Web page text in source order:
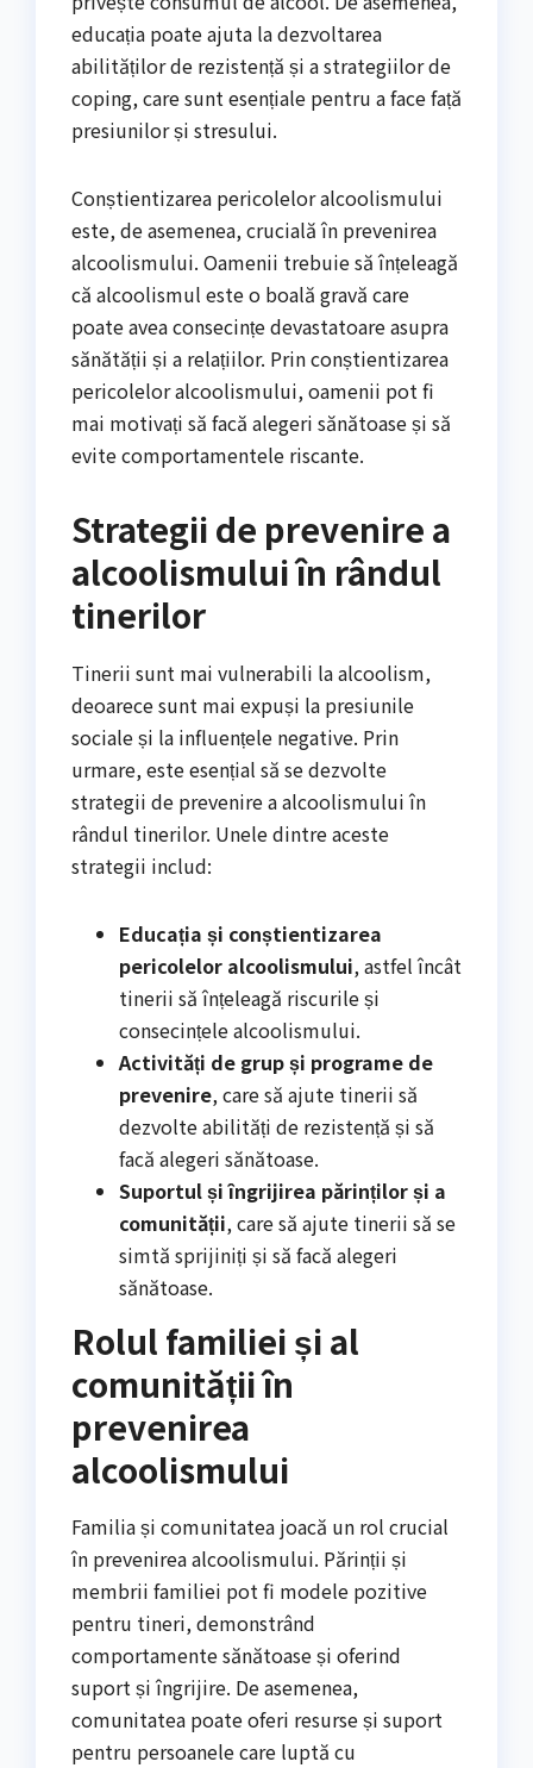
educația poate ajuta la dezvoltarea
abilităților de rezistență și a strategiilor de
coping, care sunt esențiale pentru a face față
presiunilor și stresului.
Conștientizarea pericolelor alcoolismului
este, de asemenea, crucială în prevenirea
alcoolismului. Oamenii trebuie să înțeleagă
că alcoolismul este o boală gravă care
poate avea consecințe devastatoare asupra
sănătății și a relațiilor. Prin conștientizarea
pericolelor alcoolismului, oamenii pot fi
mai motivați să facă alegeri sănătoase și să
evite comportamentele riscante.
Strategii de prevenire a
alcoolismului în rândul
tinerilor
Tinerii sunt mai vulnerabili la alcoolism,
deoarece sunt mai expuși la presiunile
sociale și la influențele negative. Prin
urmare, este esențial să se dezvolte
strategii de prevenire a alcoolismului în
rândul tinerilor. Unele dintre aceste
strategii includ:
Educația și conștientizarea
pericolelor alcoolismului, astfel încât
tinerii să înțeleagă riscurile și
consecințele alcoolismului.
Activități de grup și programe de
prevenire, care să ajute tinerii să
dezvolte abilități de rezistență și să
facă alegeri sănătoase.
Suportul și îngrijirea părinților și a
comunității, care să ajute tinerii să se
simtă sprijiniți și să facă alegeri
sănătoase.
Rolul familiei și al
comunității în
prevenirea
alcoolismului
Familia și comunitatea joacă un rol crucial
în prevenirea alcoolismului. Părinții și
membrii familiei pot fi modele pozitive
pentru tineri, demonstrând
comportamente sănătoase și oferind
suport și îngrijire. De asemenea,
comunitatea poate oferi resurse și suport
pentru persoanele care luptă cu